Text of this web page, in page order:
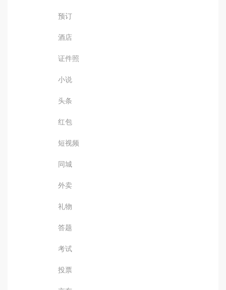
预订
酒店
证件照
小说
头条
红包
短视频
同城
外卖
礼物
答题
考试
投票